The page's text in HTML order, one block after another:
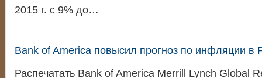
2015 г. с 9% до…
Bank of America повысил прогноз по инфляции в
Распечатать Bank of America Merrill Lynch Global